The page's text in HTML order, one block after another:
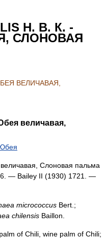
Н. В. К. -
СЛОНОВАЯ
ВЕЛИЧАВАЯ,
величавая,
Слоновая пальма
— Bailey II (1930) 1721. —
micrococcus Bert.;
chilensis Baillon.
of Chili, wine palm of Chili;